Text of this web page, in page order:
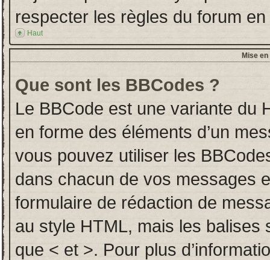
respecter les règles du forum
Haut
Mise
Que sont les BBCodes ?
Le BBCode est une variante du
en forme des éléments d’un
vous pouvez utiliser les
dans chacun de vos messages
formulaire de rédaction de
au style HTML, mais les
que < et >. Pour plus